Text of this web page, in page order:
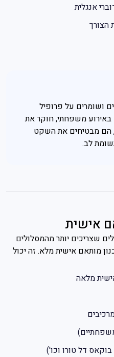
אנגלית
הצורך
ושומרים על פרופיל
משפחתי, חוקר את
הם מבטיחים את השקט
לב.
אישית
שצריכים יותר מהמסלולים
מותאם אישית מלא. זה יכול
מלאה
דל טורו וכו')